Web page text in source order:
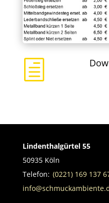
h
Lindenthalgürtel 55
50935 Köln
Telefon: (0221) 169 137